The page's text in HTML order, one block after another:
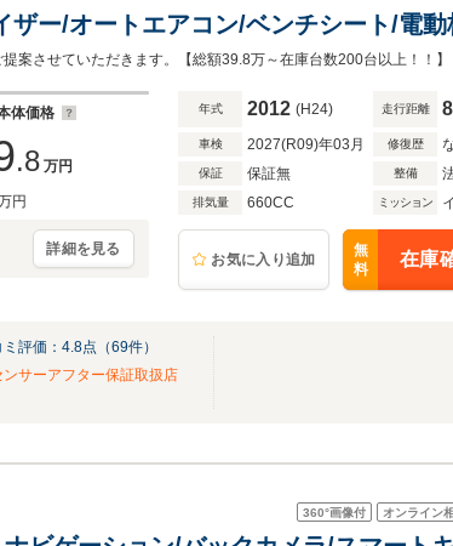
ザー/オートエアコン/ベンチシート/電
アマット/サイドバイザー
体価格
.8 万円
円
詳細を見る
年式 2012 (H24) 走行距離
車検 2027(R09)年03月 修復歴
保証 保証無 整備
排気量 660CC ミッション
お気に入り追加
無
料
在庫
評価： 4.8点（69件）
ンサーアフター保証取扱店
360°画像付 オンライン